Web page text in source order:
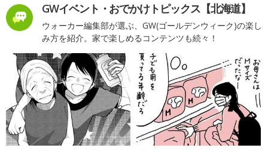
GWイベント・おでかけトピックス【北海道】
ウォーカー編集部が選ぶ、GW(ゴールデンウィーク)の楽し
み方を紹介。家で楽しめるコンテンツも続々！